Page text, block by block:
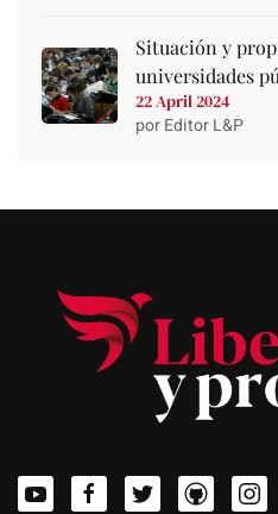
Situación y
universidades
22 April 2024
por Editor L&P